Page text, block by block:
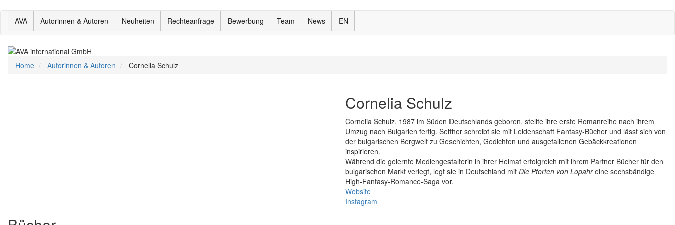
Inhalt
AVA Autorinnen & Autoren Neuheiten Rechteanfrage Bewerbung Team News EN
Home Autorinnen & Autoren Cornelia Schulz
Cornelia Schulz
Cornelia Schulz, 1987 im Süden Deutschlands geboren, stellte ihre erste Romanreihe nach ihrem
Umzug nach Bulgarien fertig. Seither schreibt sie mit Leidenschaft Fantasy-Bücher und lässt sich von
der bulgarischen Bergwelt zu Geschichten, Gedichten und ausgefallenen Gebäckkreationen
inspirieren.
Während die gelernte Mediengestalterin in ihrer Heimat erfolgreich mit ihrem Partner Bücher für den
bulgarischen Markt verlegt, legt sie in Deutschland mit Die Pforten von Lopahreine sechsbändige
High-Fantasy-Romance-Saga vor.
Website
Instagram